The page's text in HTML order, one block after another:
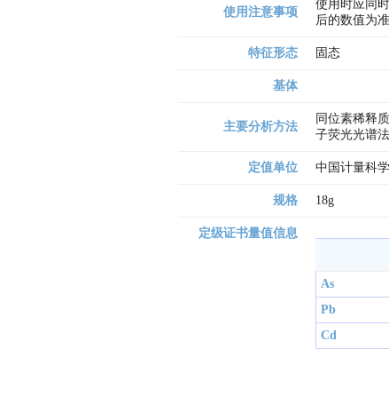
使用注意事项
使用时应同
后的数值为准
特征形态 固态
基体
主要分析方法
同位素稀释
子荧光光谱
定值单位 中国计量科
规格 18g
定级证书量值信息
As
Pb
Cd